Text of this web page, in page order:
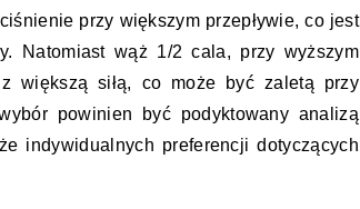
przy większym przepływie, co jest
Natomiast wąż 1/2 cala, przy wyższym
większą siłą, co może być zaletą przy
powinien być podyktowany analizą
indywidualnych preferencji dotyczących